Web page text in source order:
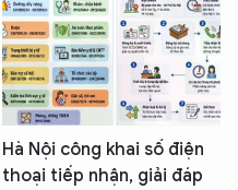
Hà Nội công khai số điện
thoại tiếp nhận, giải đáp